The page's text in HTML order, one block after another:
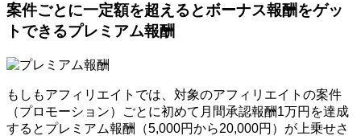
案件ごとに一定額を超えるとボーナス報酬をゲッ
トできるプレミアム報酬
もしもアフィリエイトでは、対象のアフィリエイトの案件
（プロモーション）ごとに初めて月間承認報酬1万円を達成
するとプレミアム報酬（5,000円から20,000円）が上乗せさ